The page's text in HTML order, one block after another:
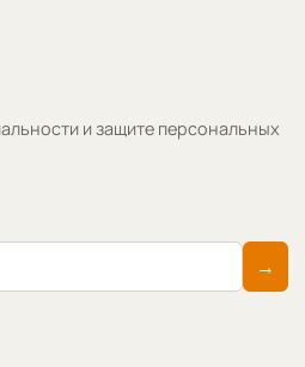
и защите персональных
→